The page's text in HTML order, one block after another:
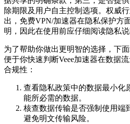
除期限及用户自主控制选项。权威
出，免费VPN/加速器在隐私保护方
明，因此在使用前应仔细阅读隐私说
为了帮助你做出更明智的选择，下
便于你快速判断Veee加速器在数据
合规性：
查看隐私政策中的数据最小化
能所必需的数据。
核查数据传输是否强制使用端
避免明文传输风险。